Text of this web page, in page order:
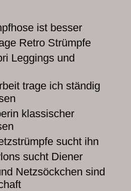
ist besser
Retro Strümpfe
Leggings und
trage ich ständig
klassischer
sucht ihn
sucht Diener
Netzsöckchen sind